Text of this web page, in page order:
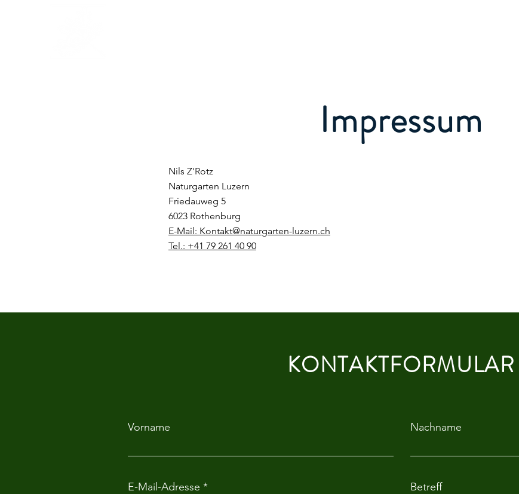
Impressum
Nils Z'Rotz
Naturgarten Luzern
Friedauweg 5
6023 Rothenburg
E-Mail: Kontakt@naturgarten-luzern.ch
Tel.: +41 79 261 40 90
KONTAKTFORMULAR
Vorname Nachname
E-Mail-Adresse Betreff